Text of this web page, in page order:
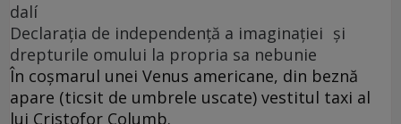
dalí
Declarația de independență a imaginației și
drepturile omului la propria sa nebunie
În coșmarul unei Venus americane, din beznă
apare (ticsit de umbrele uscate) vestitul taxi al
lui Cristofor Columb.